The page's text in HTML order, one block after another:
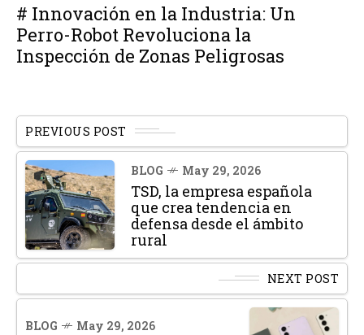
# Innovación en la Industria: Un
Perro-Robot Revoluciona la
Inspección de Zonas Peligrosas
PREVIOUS POST
BLOG May 29, 2026
TSD, la empresa española
que crea tendencia en
defensa desde el ámbito
rural
NEXT POST
BLOG May 29, 2026